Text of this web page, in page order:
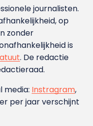
journalisten.
op
zonder
is
. De redactie
media: Instragram,
per jaar verschijnt